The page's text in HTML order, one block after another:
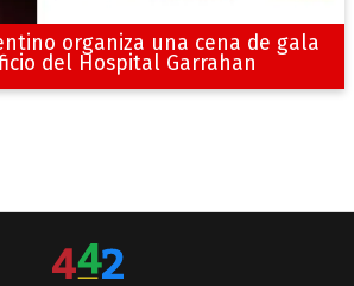
organiza una cena de gala
del Hospital Garrahan